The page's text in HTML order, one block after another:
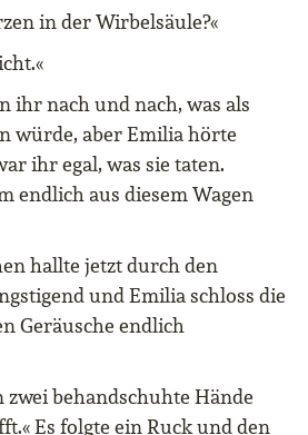
in der Wirbelsäule?«
ihr nach und nach, was als
würde, aber Emilia hörte
ihr egal, was sie taten.
endlich aus diesem Wagen
hallte jetzt durch den
und Emilia schloss die
Geräusche endlich
behandschuhte Hände
Es folgte ein Ruck und den